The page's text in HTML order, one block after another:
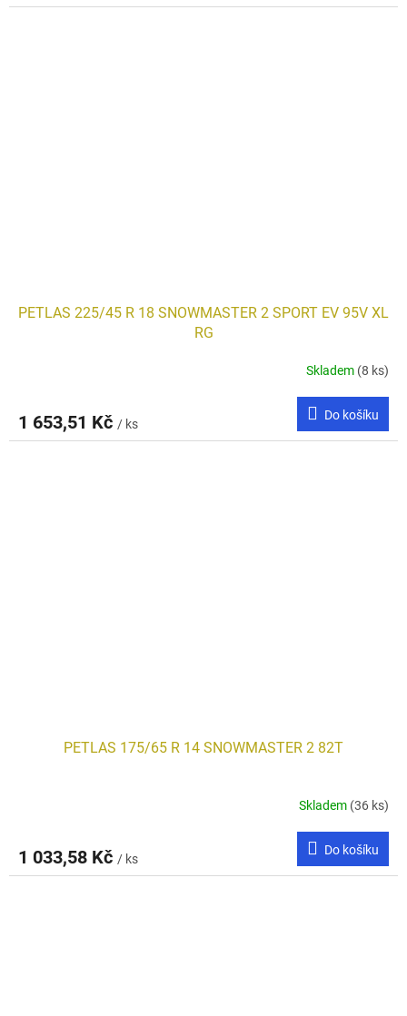
PETLAS 225/45 R 18 SNOWMASTER 2 SPORT EV 95V XL
RG
Skladem (8 ks)
1 653,51 Kč / ks
Do košíku
PETLAS 175/65 R 14 SNOWMASTER 2 82T
Skladem (36 ks)
1 033,58 Kč / ks
Do košíku